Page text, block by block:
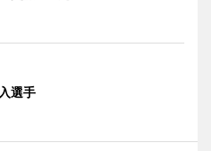
選手